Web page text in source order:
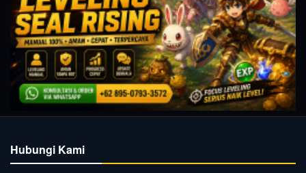
Hubungi Kami